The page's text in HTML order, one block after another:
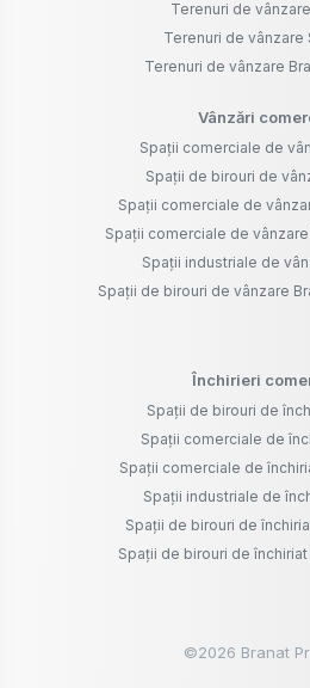
Terenuri de
Terenuri de vânzare
Terenuri de vânzare
Vânzări
Spații comerciale de
Spații de birouri de
Spații comerciale de
Spații comerciale de
Spații industriale de
Spații de birouri de vânzare
Închirieri
Spații de birouri de
Spații comerciale de
Spații comerciale de
Spații industriale de
Spații de birouri de
Spații de birouri de închiriat
©2026 Branat